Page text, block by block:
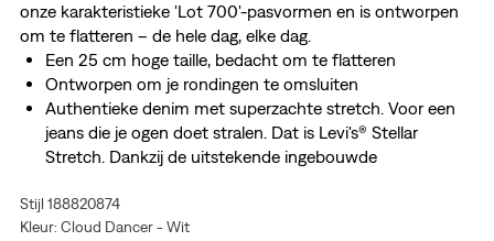
onze karakteristieke 'Lot 700'-pasvormen en is ontworpen
om te flatteren – de hele dag, elke dag.
Een 25 cm hoge taille, bedacht om te flatteren
Ontworpen om je rondingen te omsluiten
Authentieke denim met superzachte stretch. Voor een
jeans die je ogen doet stralen. Dat is Levi's® Stellar
Stretch. Dankzij de uitstekende ingebouwde
meebewegen, zonder te verzakken of door te hangen,
overal en elke keer weer.
Stijl 188820874
Kleur: Cloud Dancer - Wit